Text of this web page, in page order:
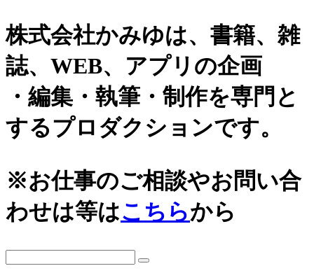
株式会社かみゆは、書籍、雑
誌、WEB、アプリの企画
・編集・執筆・制作を専門と
するプロダクションです。
※お仕事のご相談やお問い合
わせは等はこちらから
城
日本史通史
2026年